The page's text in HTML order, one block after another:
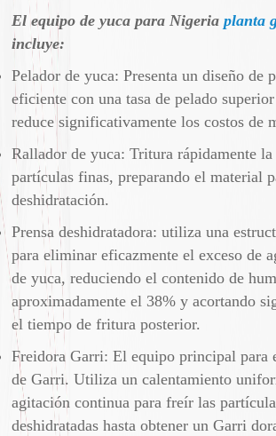
El equipo de yuca para Nigeriaplanta
incluye:
Pelador de yuca: Presenta un diseño de
eficiente con una tasa de pelado
reduce significativamente los costos de
Rallador de yuca: Tritura rápidamente la
partículas finas, preparando el material
deshidratación.
Prensa deshidratadora: utiliza una
para eliminar eficazmente el exceso de
de yuca, reduciendo el contenido de
aproximadamente el 38% y acortando
el tiempo de fritura posterior.
Freidora Garri: El equipo principal para
de Garri. Utiliza un calentamiento
agitación continua para freír las
deshidratadas hasta obtener un Garri